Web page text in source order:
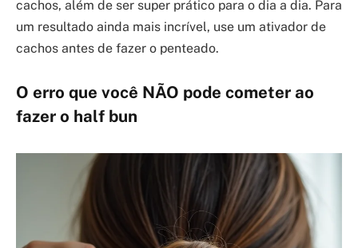
cachos, além de ser super prático para o dia a dia. Para
um resultado ainda mais incrível, use um ativador de
cachos antes de fazer o penteado.
O erro que você NÃO pode cometer ao
fazer o half bun